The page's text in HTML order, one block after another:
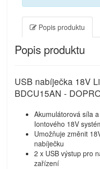
Popis produktu
Popis produktu
USB nabíječka 18V
BDCU15AN -
Akumulátorová síla
Iontového 18V
Umožňuje změnit
nabíječku
2 x USB výstup pro
zařízení